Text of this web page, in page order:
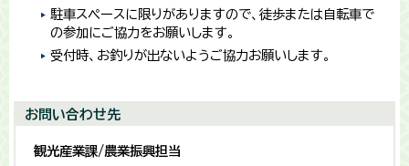
駐車スペースに限りがありますので、徒歩または自転車で
の参加にご協力をお願いします。
受付時、お釣りが出ないようご協力お願いします。
お問い合わせ先
観光産業課/農業振興担当